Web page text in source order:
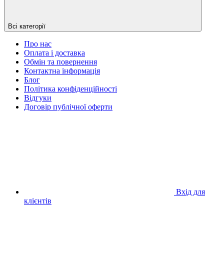
Всі категорії
Про нас
Оплата і доставка
Обмін та повернення
Контактна інформація
Блог
Політика конфіденційності
Відгуки
Договір публічної оферти
Вхід для
клієнтів